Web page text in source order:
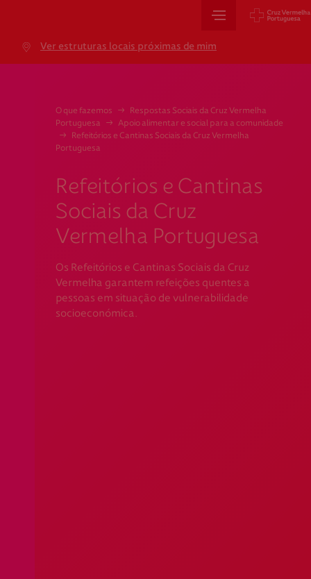
Ver estruturas locais próximas de mim
sede@cruzvermelha.org.pt
+351 213 913 900
Cartão de Saúde
Avenida Casal Ribeiro, 59, 6º, 1049-053 Lisboa
gestao.cartaocvp@cruzvermelha.org.pt
+351 707 10 28 28
O que fazemos →
Respostas Sociais da Cruz Vermelha
Portuguesa
→
Apoio alimentar e social para a comunidade
→
Refeitórios e Cantinas Sociais da Cruz Vermelha
Portuguesa
Refeitórios e Cantinas
Sociais da Cruz
Vermelha Portuguesa
Os Refeitórios e Cantinas Sociais da Cruz
Vermelha garantem refeições quentes a
pessoas em situação de vulnerabilidade
socioeconómica.